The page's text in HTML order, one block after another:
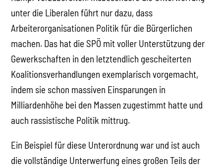
unter die Liberalen führt nur dazu, dass
Arbeiterorganisationen Politik für die Bürgerlichen
machen. Das hat die SPÖ mit voller Unterstützung der
Gewerkschaften in den letztendlich gescheiterten
Koalitionsverhandlungen exemplarisch vorgemacht,
indem sie schon massiven Einsparungen in
Milliardenhöhe bei den Massen zugestimmt hatte und
auch rassistische Politik mittrug.
Ein Beispiel für diese Unterordnung war und ist auch
die vollständige Unterwerfung eines großen Teils der